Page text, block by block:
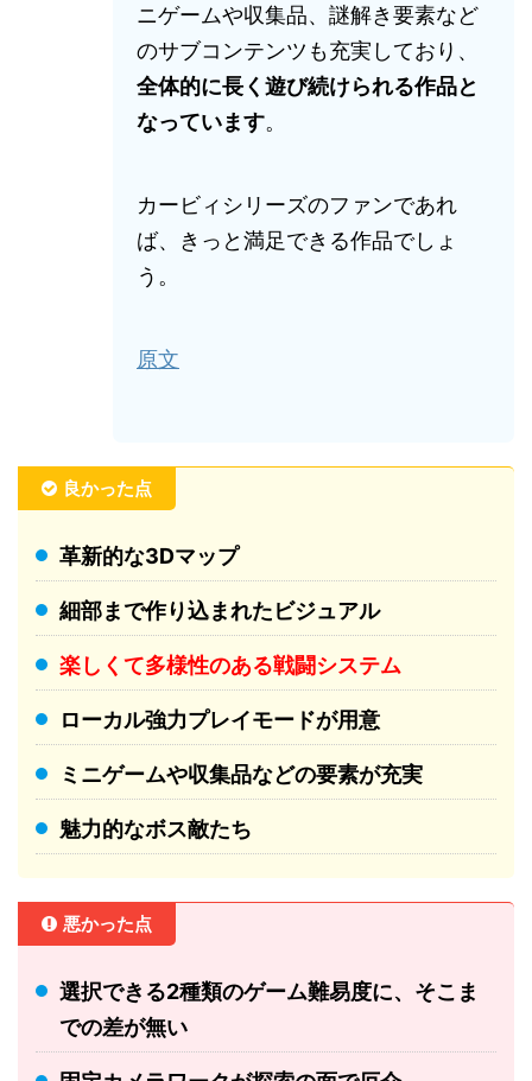
ニゲームや収集品、謎解き要素など
のサブコンテンツも充実しており、
全体的に長く遊び続けられる作品と
なっています。
カービィシリーズのファンであれ
ば、きっと満足できる作品でしょ
う。
原文
良かった点
革新的な3Dマップ
細部まで作り込まれたビジュアル
楽しくて多様性のある戦闘システム
ローカル強力プレイモードが用意
ミニゲームや収集品などの要素が充実
魅力的なボス敵たち
悪かった点
選択できる2種類のゲーム難易度に、そこま
での差が無い